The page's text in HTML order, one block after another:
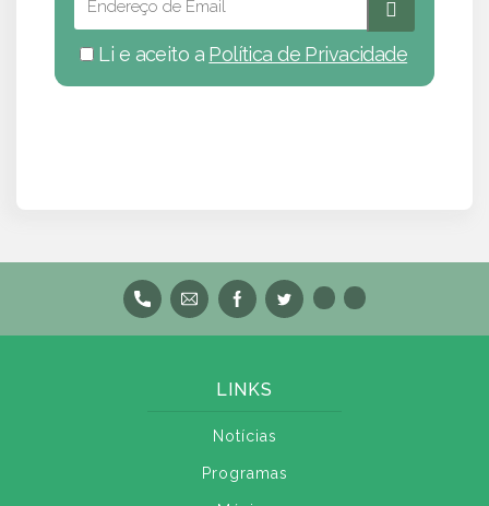
Li e aceito a Política de Privacidade
LINKS
Notícias
Programas